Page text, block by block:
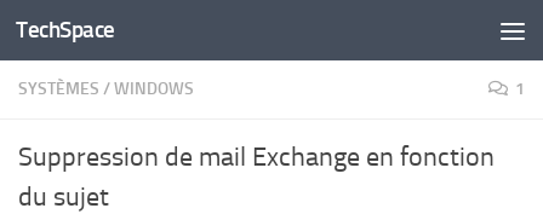
Skip to content
TechSpace
SYSTÈMES /WINDOWS 1
Suppression de mail Exchange en fonction
du sujet